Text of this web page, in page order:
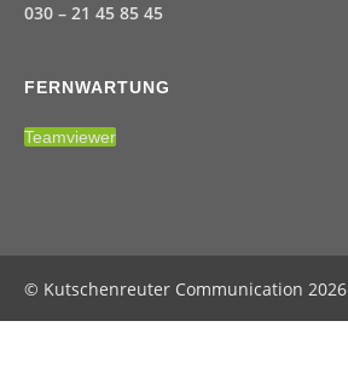
030 – 21 45 85 45
FERNWARTUNG
Teamviewer
© Kutschenreuter Communication 2026